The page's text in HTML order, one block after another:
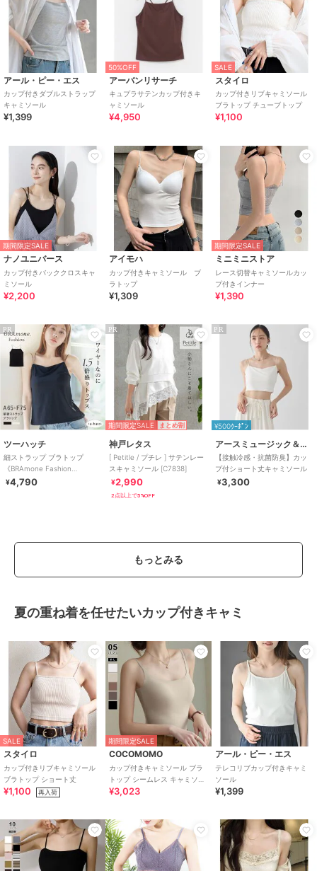
アール・ピー・エス
カップ付きダブルストラップ
キャミソール
¥1,399
50%OFF
アーバンリサーチ
キュプラサテンカップ付きキ
ャミソール
¥4,950
SALE
スタイロ
カップ付きリブキャミソール
ブラトップ チューブトップ
¥1,100
期間限定SALE
ナノユニバース
カップ付きバッククロスキャ
ミソール
¥2,200
アイモハ
カップ付きキャミソール ブ
ラトップ
¥1,309
期間限定SALE
ミニミニストア
レース切替キャミソールカッ
プ付きインナー
¥1,390
PR
ツーハッチ
細ストラップ ブラトップ
《BRAmone Fashion
Glamorous》
¥4,790
PR
期間限定SALE まとめ割
神戸レタス
[ Petitle / プチレ ] サテンレー
スキャミソール [C7838]
¥2,990
2点以上で5%OFF
PR
¥500ｸｰﾎﾟﾝ
アースミュージック＆エコロジー
【接触冷感・抗菌防臭】カッ
プ付ショート丈キャミソール
¥3,300
もっとみる
夏の重ね着を任せたいカップ付きキャミ
SALE
スタイロ
カップ付きリブキャミソール
ブラトップ ショート丈
¥1,100 再入荷
期間限定SALE
COCOMOMO
カップ付きキャミソール ブラ
トップ シームレス キャミソー
ル カップ付き インナー レディ
¥3,023
アール・ピー・エス
テレコリブカップ付きキャミ
ソール
¥1,399